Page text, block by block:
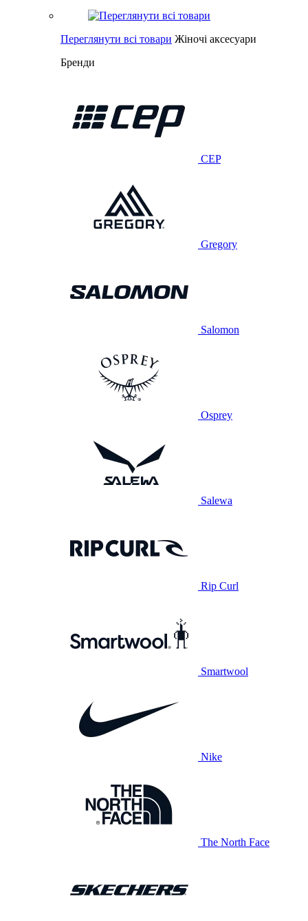
Переглянути всі товари Жіночі аксесуари
Бренди
CEP
Gregory
Salomon
Osprey
Salewa
Rip Curl
Smartwool
Nike
The North Face